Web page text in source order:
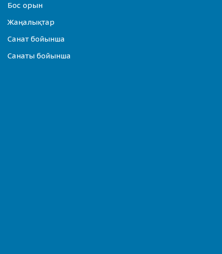
Бос орын
Жаңалықтар
Санат бойынша
Санаты бойынша